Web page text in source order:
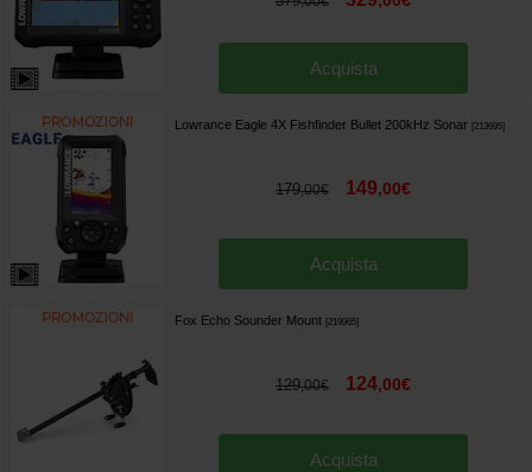
Acquista
Lowrance Eagle 4X Fishfinder Bullet 200kHz Sonar 213695]
179,00€ 149,00€
Acquista
Fox Echo Sounder Mount 219965]
129,00€ 124,00€
Acquista